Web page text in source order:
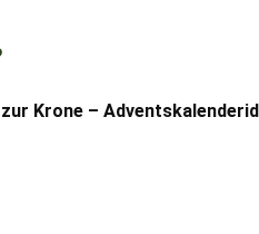
Krone –